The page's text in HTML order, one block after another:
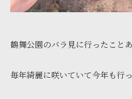
鶴舞公園のバラ見に行ったこと
毎年綺麗に咲いていて今年も行